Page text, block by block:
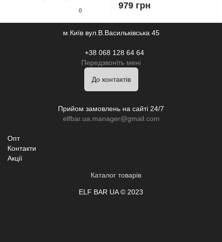
0 979 грн
Наша адреса:
м.Київ вул.В.Васильківська 45
+38 068 128 64 64
Передзвоніть мені
До контактів
Прийом замовлень на сайті 24/7
elfbar.ua.manager@gmail.com
Опт
Контакти
Акції
Каталог товарів
ELF BAR UA © 2023